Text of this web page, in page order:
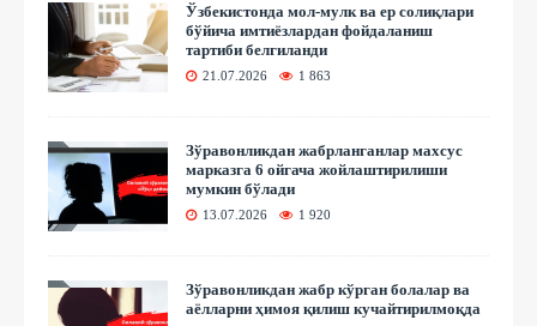
Ўзбекистонда мол-мулк ва ер солиқлари
бўйича имтиёзлардан фойдаланиш
тартиби белгиланди
21.07.2026 1 863
Зўравонликдан жабрланганлар махсус
марказга 6 ойгача жойлаштирилиши
мумкин бўлади
13.07.2026 1 920
Зўравонликдан жабр кўрган болалар ва
аёлларни ҳимоя қилиш кучайтирилмоқда